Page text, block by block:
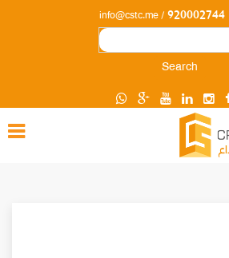
920002744
/ info@cstc.me